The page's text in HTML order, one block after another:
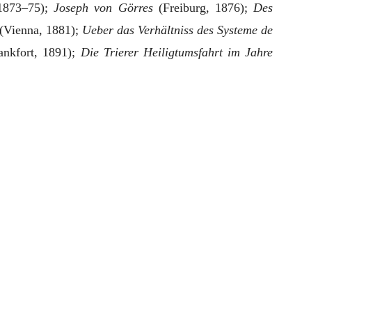
Joseph von Görres(Freiburg, 1876);Des
(Vienna, 1881); Ueber das Verhältniss des Systeme de
1891); Die Trierer Heiligtumsfahrt im Jahre